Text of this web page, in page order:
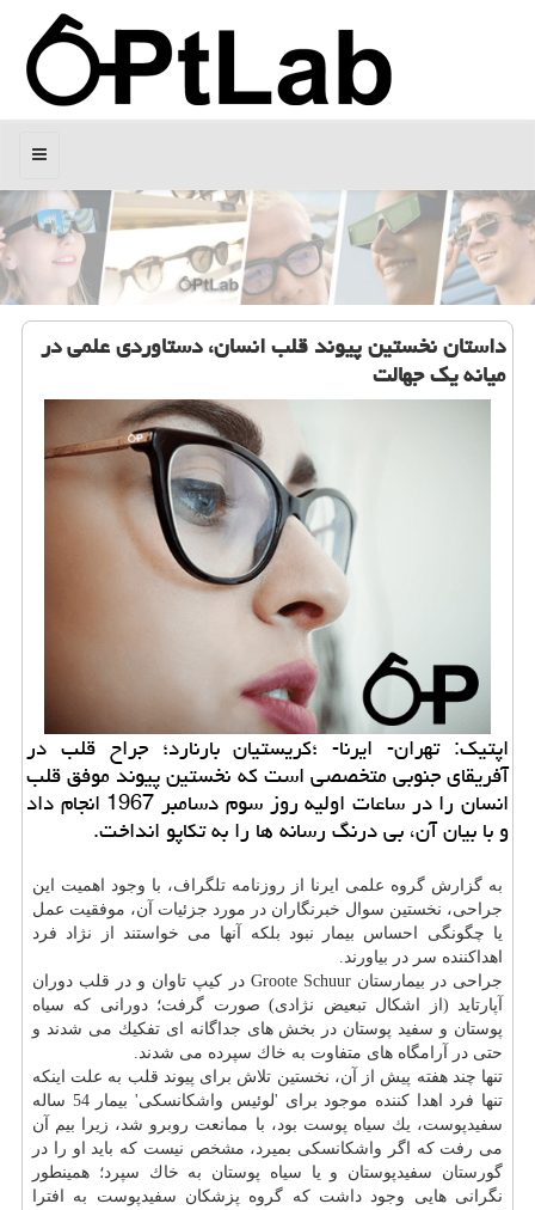
منو
داستان نخستین پیوند قلب انسان، دستاوردی علمی در
میانه یك جهالت
اپتیك: تهران- ایرنا- ؛كریستیان بارنارد؛ جراح قلب در
آفریقای جنوبی متخصصی است كه نخستین پیوند موفق قلب
انسان را در ساعات اولیه روز سوم دسامبر 1967 انجام داد
و با بیان آن، بی درنگ رسانه ها را به تكاپو انداخت.
به گزارش گروه علمی ایرنا از روزنامه تلگراف، با وجود اهمیت این
جراحی، نخستین سوال خبرنگاران در مورد جزئیات آن، موفقیت عمل
یا چگونگی احساس بیمار نبود بلكه آنها می خواستند از نژاد فرد
اهداكننده سر در بیاورند.
جراحی در بیمارستان Groote Schuur در كیپ تاوان و در قلب دوران
آپارتاید (از اشكال تبعیض نژادی) صورت گرفت؛ دورانی كه سیاه
پوستان و سفید پوستان در بخش های جداگانه ای تفكیك می شدند و
حتی در آرامگاه های متفاوت به خاك سپرده می شدند.
تنها چند هفته پیش از آن، نخستین تلاش برای پیوند قلب به علت اینكه
تنها فرد اهدا كننده موجود برای 'لوئیس واشكانسكی' بیمار 54 ساله
سفیدپوست، یك سیاه پوست بود، با ممانعت روبرو شد، زیرا بیم آن
می رفت كه اگر واشكانسكی بمیرد، مشخص نیست كه باید او را در
گورستان سفیدپوستان و یا سیاه پوستان به خاك سپرد؛ همینطور
نگرانی هایی وجود داشت كه گروه پزشكان سفیدپوست به افترا